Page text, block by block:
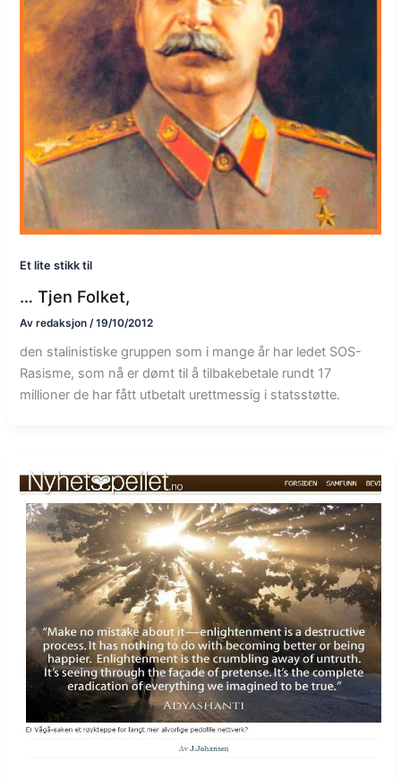
Et lite stikk til
… Tjen Folket,
Av redaksjon /19/10/2012
den stalinistiske gruppen som i mange år har ledet SOS-
Rasisme, som nå er dømt til å tilbakebetale rundt 17
millioner de har fått utbetalt urettmessig i statsstøtte.